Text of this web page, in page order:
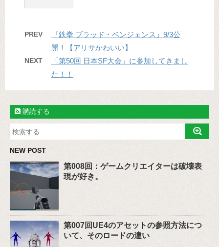
PREV
『鉄拳 ブラッド・ベンジェンス』9/3公
開！【アリサかわいい】
NEXT
「第50回 日本SF大会」に参加してきまし
た！！
購読する
NEW POST
第008回：ゲームクリエイターは破壊表
現が好き。
第007回UE4のアセットの参照方法につ
いて、そのロードの違い